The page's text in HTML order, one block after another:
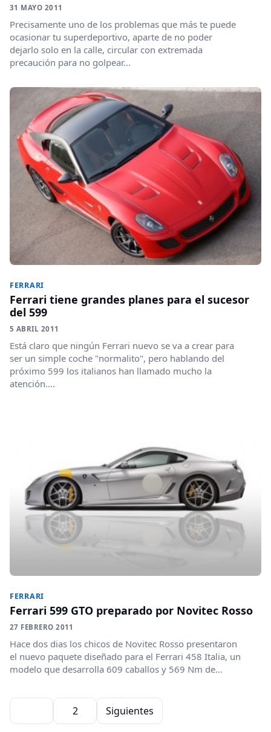
31 MAYO 2011
Precisamente uno de los problemas que más te puede
ocasionar tu superdeportivo, aparte de no poder
dejarlo solo en la calle, circular con extremada
precaución para no golpear...
FERRARI
Ferrari tiene grandes planes para el sucesor
del 599
5 ABRIL 2011
Está claro que ningún Ferrari nuevo se va a crear para
ser un simple coche "normalito", pero hablando del
próximo 599 los italianos han llamado mucho la
atención....
FERRARI
Ferrari 599 GTO preparado por Novitec Rosso
27 FEBRERO 2011
Hace dos dias los chicos de Novitec Rosso presentaron
el nuevo paquete diseñado para el Ferrari 458 Italia, un
modelo que desarrolla 609 caballos y 569 Nm de...
Paginación de entradas
2 Siguientes